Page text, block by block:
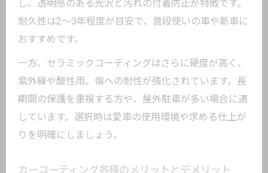
し、透明感のある光沢と汚れの付着防止が特徴です。
耐久性は2～3年程度が目安で、普段使いの車や新車に
おすすめです。
一方、セラミックコーティングはさらに硬度が高く、
紫外線や酸性雨、傷への耐性が強化されています。長
期間の保護を重視する方や、屋外駐車が多い場合に適
しています。選択時は愛車の使用環境や求める仕上が
りを明確にしましょう。
カーコーティング各種のメリットとデメリット